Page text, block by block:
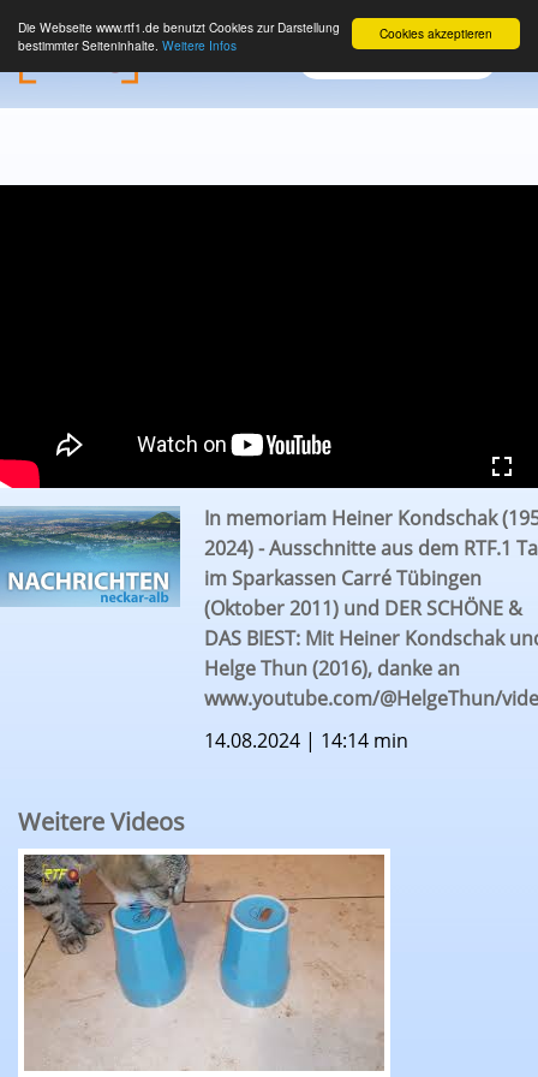
Cookies akzeptieren
Die Webseite www.rtf1.de benutzt Cookies zur Darstellung
bestimmter Seiteninhalte. Weitere Infos
In memoriam Heiner Kondschak
2024) - Ausschnitte aus dem RTF.1
im Sparkassen Carré Tübingen
(Oktober 2011) und DER SCHÖNE &
DAS BIEST: Mit Heiner Kondschak
Helge Thun (2016), danke an
www.youtube.com/@HelgeThun/
14.08.2024 | 14:14 min
Weitere Videos
Das RTF.1 Fußball-Katzenorakel mit Kleo: